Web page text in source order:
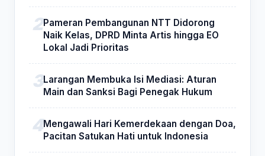
Pameran Pembangunan NTT Didorong
Naik Kelas, DPRD Minta Artis hingga EO
Lokal Jadi Prioritas
Larangan Membuka Isi Mediasi: Aturan
Main dan Sanksi Bagi Penegak Hukum
Mengawali Hari Kemerdekaan dengan Doa,
Pacitan Satukan Hati untuk Indonesia